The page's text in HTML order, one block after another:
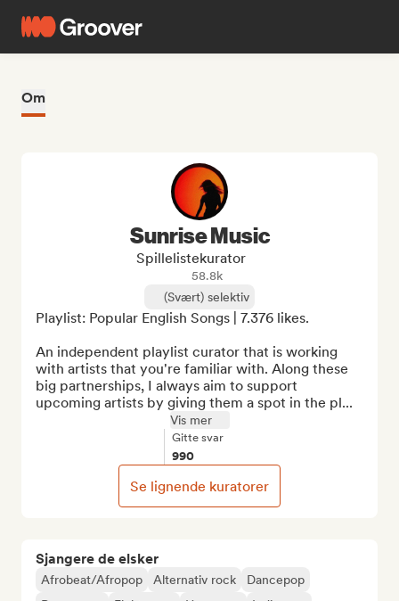
Om
Sjangere de elsker
Afrobeat/Afropop Alternativ rock
Dancepop
Sunrise Music
Spillelistekurator
58.8k
(Svært) selektiv
Playlist: Popular English Songs | 7.376 likes.
An independent playlist curator that is working
with artists that you're familiar with. Along these
big partnerships, I always aim to support
upcoming artists by giving them a spot in the pl...
Vis mer
Gitte svar
990
Se lignende kuratorer